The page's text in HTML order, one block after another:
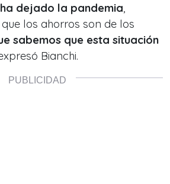
dejado la pandemia
los ahorros son de los
sabemos que esta situación
expresó Bianchi.